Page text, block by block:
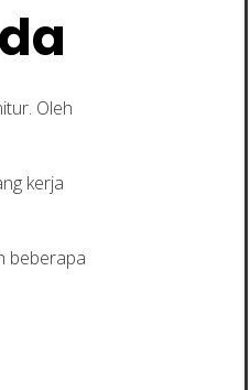
Oleh
kerja
beberapa